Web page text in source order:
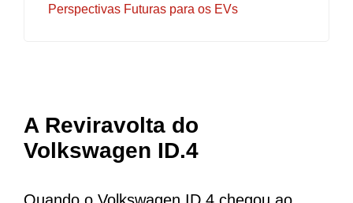
Perspectivas Futuras para os EVs
A Reviravolta do
Volkswagen ID.4